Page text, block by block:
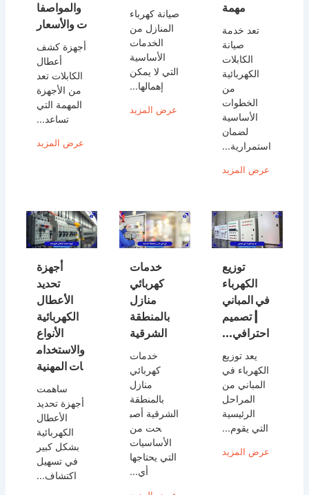
مهمة
تعد خدمة
صيانة
الكابلات
الكهربائية
من
الخطوات
الأساسية
لضمان
استمرارية...
عرض المزيد
صيانة كهرباء
المنازل من
الخدمات
الأساسية
التي لا يمكن
إهمالها...
عرض المزيد
والمواصفا
ت والأسعار
أجهزة كشف
أعطال
الكابلات تعد
من الأجهزة
المهمة التي
تساعد...
عرض المزيد
توزيع
الكهرباء
في المباني
| تصميم
احترافي...
يعد توزيع
الكهرباء في
المباني من
المراحل
الرئيسية
التي يقوم...
عرض المزيد
خدمات
كهربائي
منازل
بالمنطقة
الشرقية
خدمات
كهربائي
منازل
بالمنطقة
الشرقية أصب
حت من
الأساسيات
التي يحتاجها
أي...
أجهزة
تحديد
الأعطال
الكهربائية
الأنواع
والاستخدام
ات المهنية
ساهمت
أجهزة تحديد
الأعطال
الكهربائية
بشكل كبير
في تسهيل
اكتشاف...